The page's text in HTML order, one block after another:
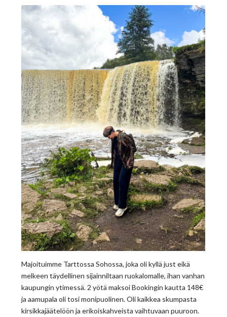
Majoituimme Tarttossa Sohossa, joka oli kyllä just eikä
melkeen täydellinen sijainniltaan ruokalomalle, ihan vanhan
kaupungin ytimessä. 2 yötä maksoi Bookingin kautta 148€
ja aamupala oli tosi monipuolinen. Oli kaikkea skumpasta
kirsikkajäätelöön ja erikoiskahveista vaihtuvaan puuroon.